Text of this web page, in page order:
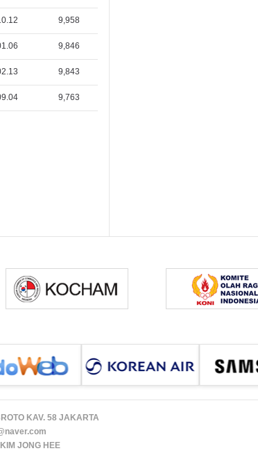
9,958
9,846
9,843
9,763
KAV. 58 JAKARTA
JONG HEE